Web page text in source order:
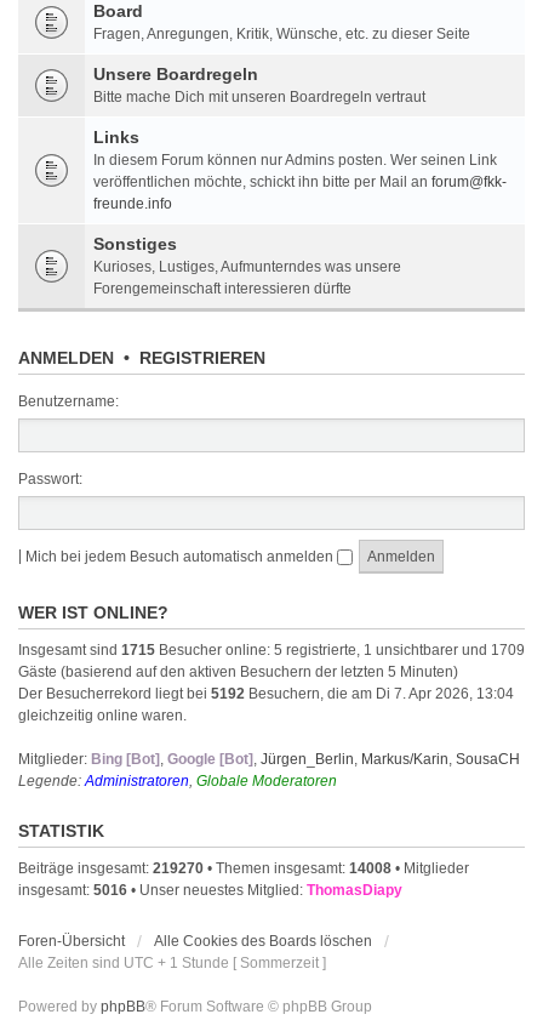
Board
Fragen, Anregungen, Kritik, Wünsche, etc. zu dieser Seite
Unsere Boardregeln
Bitte mache Dich mit unseren Boardregeln vertraut
Links
In diesem Forum können nur Admins posten. Wer seinen Link
veröffentlichen möchte, schickt ihn bitte per Mail an forum@fkk-
freunde.info
Sonstiges
Kurioses, Lustiges, Aufmunterndes was unsere
Forengemeinschaft interessieren dürfte
ANMELDEN • REGISTRIEREN
Benutzername:
Passwort:
Mich bei jedem Besuch automatisch anmelden
WER IST ONLINE?
Insgesamt sind 1715 Besucher online: 5 registrierte, 1 unsichtbarer und 1709
Gäste (basierend auf den aktiven Besuchern der letzten 5 Minuten)
Der Besucherrekord liegt bei 5192 Besuchern, die am Di 7. Apr 2026, 13:04
gleichzeitig online waren.
Mitglieder: Bing [Bot] , Google [Bot] , Jürgen_Berlin, Markus/Karin, SousaCH
Legende:Administratoren, Globale Moderatoren
STATISTIK
Beiträge insgesamt: 219270 • Themen insgesamt: 14008 • Mitglieder
insgesamt: 5016 • Unser neuestes Mitglied: ThomasDiapy
Foren-Übersicht
Alle Cookies des Boards löschen
Alle Zeiten sind UTC + 1 Stunde [ Sommerzeit ]
Powered by phpBB® Forum Software © phpBB Group